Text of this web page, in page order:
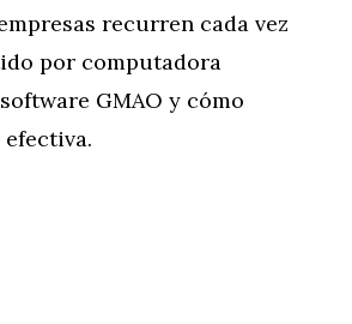
recurren cada vez
por computadora
GMAO y cómo